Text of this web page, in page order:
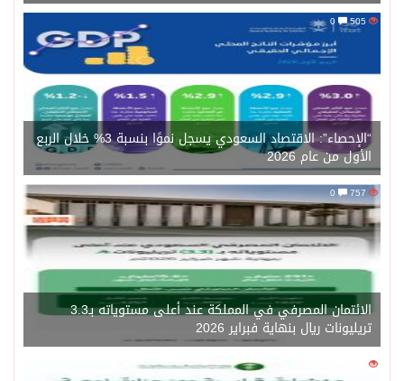
505
“الإحصاء”: الاقتصاد السعودي يسجل نموًا بنسبة 3% خلال الربع
الأول من عام 2026
757
0
الائتمان المصرفي في المملكة عند أعلى مستوياته بـ3.3
تريليونات ريال بنهاية فبراير 2026
1471